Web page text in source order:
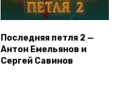
Последняя петля 2 —
Антон Емельянов и
Сергей Савинов